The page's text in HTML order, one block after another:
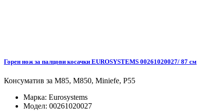
Горен нож за палцови косачки EUROSYSTEMS 00261020027/ 87 см
Консуматив за M85, M850, Miniefe, P55
Марка: Eurosystems
Модел: 00261020027